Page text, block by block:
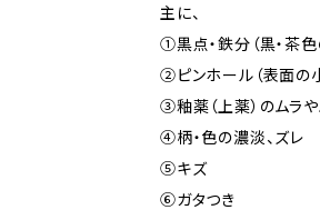
主に、
①黒点・鉄分（黒・茶色
②ピンホール（表面の
③釉薬（上薬）のムラ
④柄・色の濃淡、ズレ
⑤キズ
⑥ガタつき